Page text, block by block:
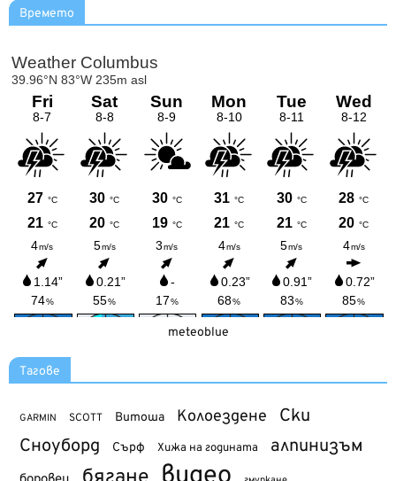
Времето
meteoblue
Тагове
GARMIN SCOTT Витоша Колоездене Ски
Сноуборд Сърф Хижа на годината алпинизъм